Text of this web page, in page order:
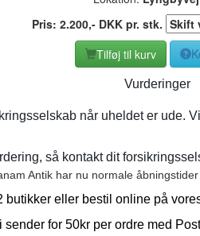
Pris: 2.200,- DKK pr. stk.
Tilføj til kurv
Vurderinger
når uheldet er ude.
så kontakt dit
Antik har nu normale
butikker eller bestil online på
sender for 50kr per ordre med